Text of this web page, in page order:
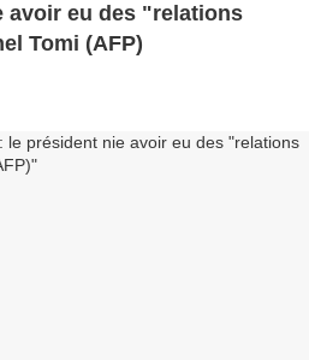
avoir eu des "relations
Tomi (AFP)